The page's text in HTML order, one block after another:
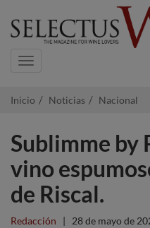
Navigation
Inicio Noticias Nacional
Sublimme by
vino
de Riscal.
Redacción | 28 de mayo de